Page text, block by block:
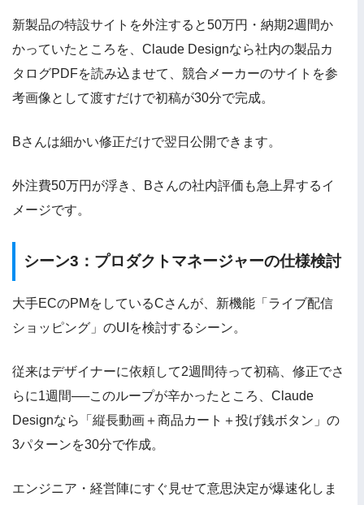
新製品の特設サイトを外注すると50万円・納期2週間か
かっていたところを、Claude Designなら社内の製品カ
タログPDFを読み込ませて、競合メーカーのサイトを参
考画像として渡すだけで初稿が30分で完成。
Bさんは細かい修正だけで翌日公開できます。
外注費50万円が浮き、Bさんの社内評価も急上昇するイ
メージです。
シーン3：プロダクトマネージャーの仕様検討
大手ECのPMをしているCさんが、新機能「ライブ配信
ショッピング」のUIを検討するシーン。
従来はデザイナーに依頼して2週間待って初稿、修正でさ
らに1週間──このループが辛かったところ、Claude
Designなら「縦長動画＋商品カート＋投げ銭ボタン」の
3パターンを30分で作成。
エンジニア・経営陣にすぐ見せて意思決定が爆速化しま